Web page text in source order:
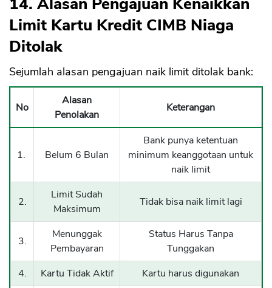
Limit Kartu Kredit CIMB Niaga
Ditolak
Sejumlah alasan pengajuan naik limit ditolak bank:
No
Alasan
Penolakan
Keterangan
1. Belum 6 Bulan
Bank punya ketentuan
minimum keanggotaan untuk
naik limit
2.
Limit Sudah
Maksimum
Tidak bisa naik limit lagi
3.
Menunggak
Pembayaran
Status Harus Tanpa
Tunggakan
4.
Kartu Tidak Aktif Kartu harus digunakan